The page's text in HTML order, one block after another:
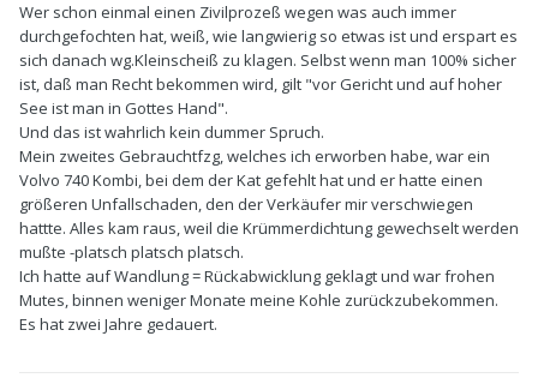
Wer schon einmal einen Zivilprozeß wegen was auch immer
durchgefochten hat, weiß, wie langwierig so etwas ist und erspart es
sich danach wg.Kleinscheiß zu klagen. Selbst wenn man 100% sicher
ist, daß man Recht bekommen wird, gilt "vor Gericht und auf hoher
See ist man in Gottes Hand".
Und das ist wahrlich kein dummer Spruch.
Mein zweites Gebrauchtfzg, welches ich erworben habe, war ein
Volvo 740 Kombi, bei dem der Kat gefehlt hat und er hatte einen
größeren Unfallschaden, den der Verkäufer mir verschwiegen
hattte. Alles kam raus, weil die Krümmerdichtung gewechselt werden
mußte -platsch platsch platsch.
Ich hatte auf Wandlung = Rückabwicklung geklagt und war frohen
Mutes, binnen weniger Monate meine Kohle zurückzubekommen.
Es hat zwei Jahre gedauert.